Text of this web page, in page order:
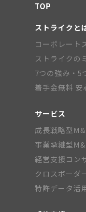
TOP
ストライクと
コーポレート
ストライクの
7つの強み・5
着手金無料 安
サービス
成長戦略型
事業承継型
経営支援コン
クロスボーダ
特許データ活